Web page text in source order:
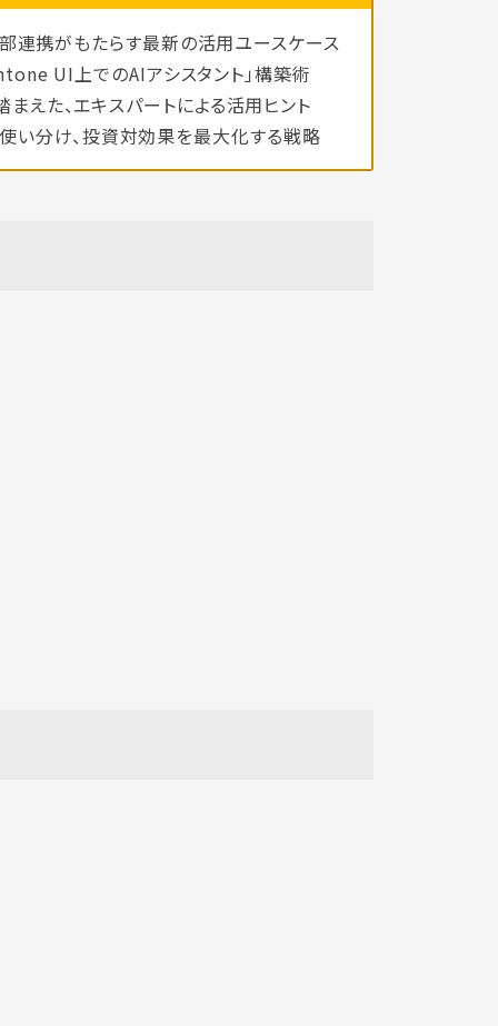
連携がもたらす最新の活用ユースケース
UI上でのAIアシスタント」構築術
えた、エキスパートによる活用ヒント
い分け、投資対効果を最大化する戦略